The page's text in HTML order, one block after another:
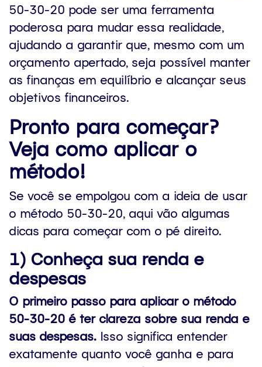
50-30-20 pode ser uma ferramenta
poderosa para mudar essa realidade,
ajudando a garantir que, mesmo com um
orçamento apertado, seja possível manter
as finanças em equilíbrio e alcançar seus
objetivos financeiros.
Pronto para começar?
Veja como aplicar o
método!
Se você se empolgou com a ideia de usar
o método 50-30-20, aqui vão algumas
dicas para começar com o pé direito.
1) Conheça sua renda e
despesas
O primeiro passo para aplicar o método
50-30-20 é ter clareza sobre sua renda e
suas despesas. Isso significa entender
exatamente quanto você ganha e para